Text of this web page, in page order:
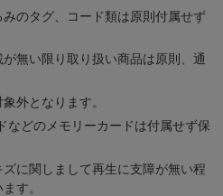
のタグ、コード類は原則付属せず
無い限り取り扱い商品は原則、通
外となります。
などのメモリーカードは付属せず保
に関しまして再生に支障が無い程
す。